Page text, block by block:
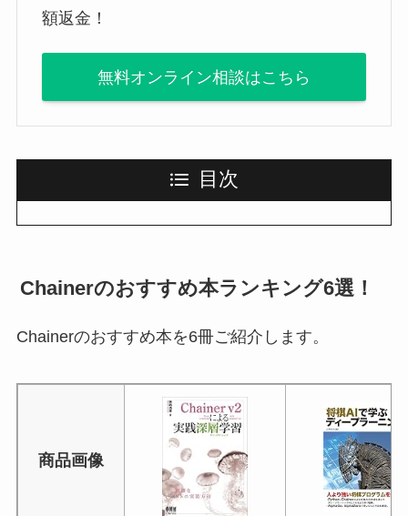
額返金！
無料オンライン相談はこちら
目次
Chainerのおすすめ本ランキング6選！
Chainerのおすすめ本を6冊ご紹介します。
商品画像